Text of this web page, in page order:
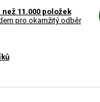
11.000 položek
pro okamžitý odběr